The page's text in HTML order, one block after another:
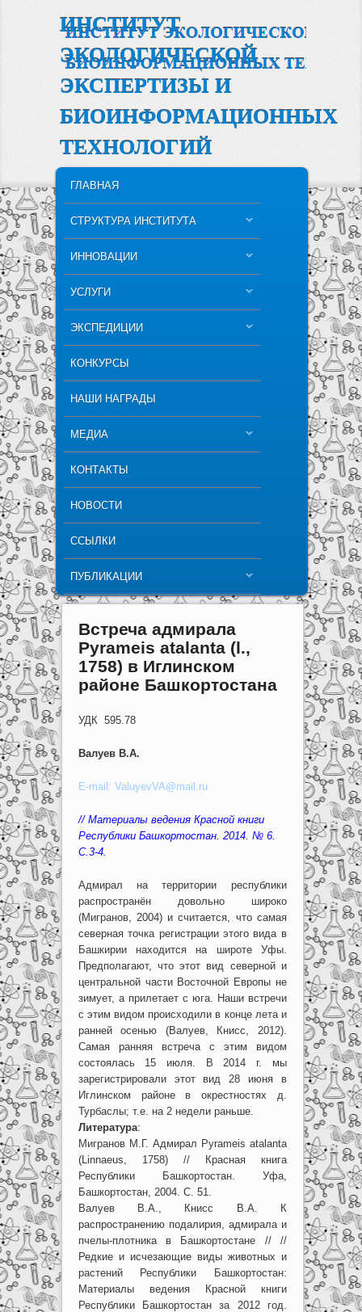
ИНСТИТУТ
ЭКОЛОГИЧЕСКОЙ
ЭКСПЕРТИЗЫ И
БИОИНФОРМАЦИОННЫХ
ТЕХНОЛОГИЙ
SKIP TO PRIMARY CONTENT
SKIP TO SECONDARY CONTENT
ГЛАВНАЯ
СТРУКТУРА ИНСТИТУТА
ИННОВАЦИИ
УСЛУГИ
ЭКСПЕДИЦИИ
КОНКУРСЫ
НАШИ НАГРАДЫ
МЕДИА
КОНТАКТЫ
НОВОСТИ
ССЫЛКИ
ПУБЛИКАЦИИ
Встреча адмирала
Рyrameis atalanta (l.,
1758) в Иглинском
районе Башкортостана
УДК 595.78
Валуев В.А.
E-mail: ValuyevVA@mail.ru
// Материалы ведения Красной книги
Республики Башкортостан. 2014. № 6.
С.3-4.
Адмирал на территории республики
распространён довольно широко
(Мигранов, 2004) и считается, что самая
северная точка регистрации этого вида в
Башкирии находится на широте Уфы.
Предполагают, что этот вид северной и
центральной части Восточной Европы не
зимует, а прилетает с юга. Наши встречи
с этим видом происходили в конце лета и
ранней осенью (Валуев, Книсс, 2012).
Самая ранняя встреча с этим видом
состоялась 15 июля. В 2014 г. мы
зарегистрировали этот вид 28 июня в
Иглинском районе в окрестностях д.
Турбаслы; т.е. на 2 недели раньше.
Литература:
Мигранов М.Г. Адмирал Pyrameis atalanta
(Linnaeus, 1758) // Красная книга
Республики Башкортостан. Уфа,
Башкортостан, 2004. С. 51.
Валуев В.А., Книсс В.А. К
распространению подалирия, адмирала и
пчелы-плотника в Башкортостане // //
Редкие и исчезающие виды животных и
растений Республики Башкортостан:
Материалы ведения Красной книги
Республики Башкортостан за 2012 год.